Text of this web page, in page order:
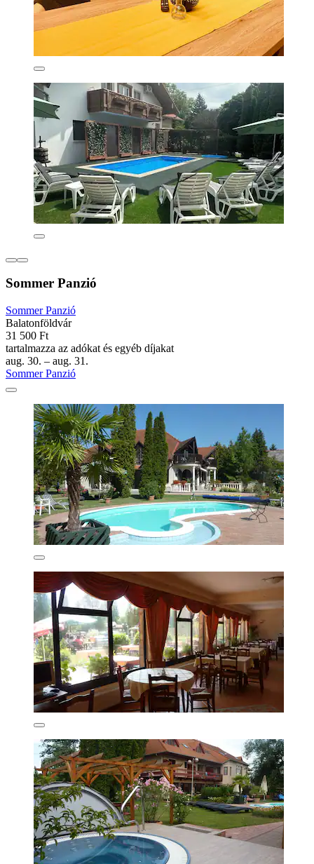
Sommer Panzió
Sommer Panzió
Balatonföldvár
31 500 Ft
tartalmazza az adókat és egyéb díjakat
aug. 30. – aug. 31.
Sommer Panzió